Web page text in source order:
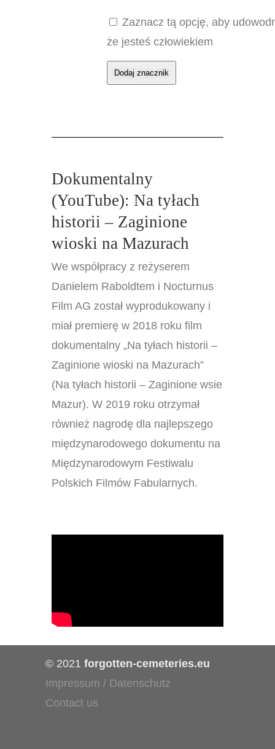
Zaznacz tą opcję, aby
że jesteś człowiekiem
Dokumentalny
(YouTube): Na tyłach
historii – Zaginione
wioski na Mazurach
We współpracy z reżyserem
Danielem Raboldtem i Nocturnus
Film AG został wyprodukowany i
miał premierę w 2018 roku film
dokumentalny „Na tyłach historii –
Zaginione wioski na Mazurach”
(Na tyłach historii – Zaginione wsie
Mazur). W 2019 roku otrzymał
również nagrodę dla najlepszego
międzynarodowego dokumentu na
Międzynarodowym Festiwalu
Polskich Filmów Fabularnych.
© 2021 forgotten-cemeteries.eu
Impressum / Datenschutz
Contact us